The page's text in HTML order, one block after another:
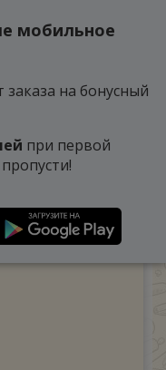
мобильное
заказа на бонусный
при первой